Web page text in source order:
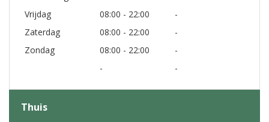
Vrijdag
08:00 - 22:00
-
Zaterdag
08:00 - 22:00
-
Zondag
08:00 - 22:00
-
-
-
Thuis